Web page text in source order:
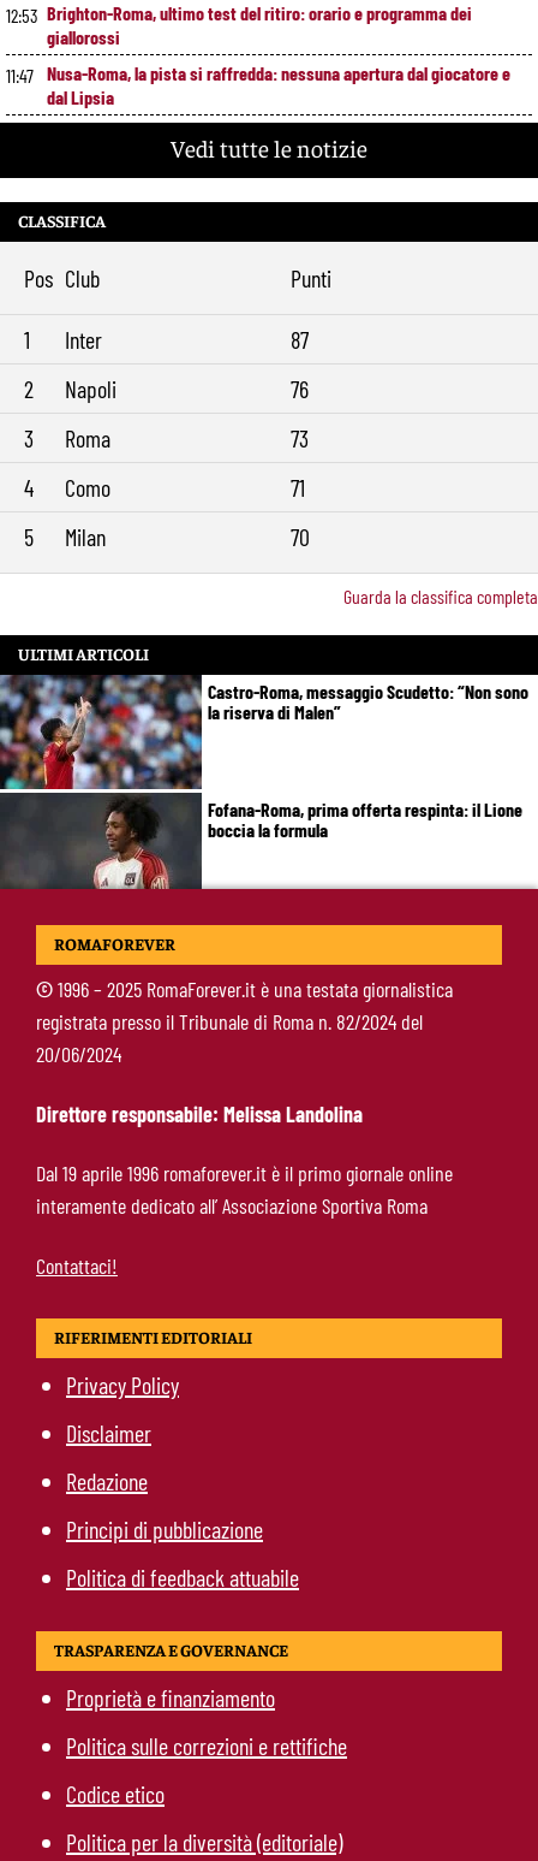
12:53 Brighton-Roma, ultimo test del ritiro: orario e programma dei
giallorossi
11:47 Nusa-Roma, la pista si raffredda: nessuna apertura dal giocatore e
dal Lipsia
Vedi tutte le notizie
CLASSIFICA
Pos Club Punti
1 Inter
87
2
Napoli
76
3
Roma
73
4
Como
71
5
Milan 70
Guarda la classifica completa
ULTIMI ARTICOLI
Castro-Roma, messaggio Scudetto: “Non sono
la riserva di Malen”
Fofana-Roma, prima offerta respinta: il Lione
boccia la formula
Manfrè-Roma, nuova era nel vivaio: raccoglie
Koné-Roma, muro da 60 milioni: cosa serve
per farlo partire
ROMAFOREVER
©1996 – 2025 RomaForever.it è una testata giornalistica
registrata presso il Tribunale di Roma n. 82/2024 del
20/06/2024
Direttore responsabile: Melissa Landolina
Dal 19 aprile 1996 romaforever.it è il primo giornale online
interamente dedicato all’ Associazione Sportiva Roma
Contattaci!
RIFERIMENTI EDITORIALI
Privacy Policy
Disclaimer
Redazione
Principi di pubblicazione
Politica di feedback attuabile
TRASPARENZA E GOVERNANCE
Proprietà e finanziamento
Politica sulle correzioni e rettifiche
Codice etico
Politica per la diversità (editoriale)